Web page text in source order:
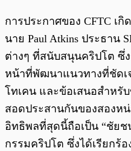
การประกาศของ CFTC เ
นาย Paul Atkins ประธาน
ต่างๆ ที่สนับสนุนคริปโต ซึ่
หน้าที่พัฒนาแนวทางที่ชัดเ
โทเคน และข้อเสนอสำหรั
สอดประสานกันของสองห
อิทธิพลที่สุดนี้ถือเป็น “ชัย
กรรมคริปโต ซึ่งได้เรียกร้